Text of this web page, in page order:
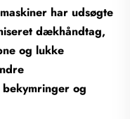
har udsøgte
dækhåndtag,
og lukke
og